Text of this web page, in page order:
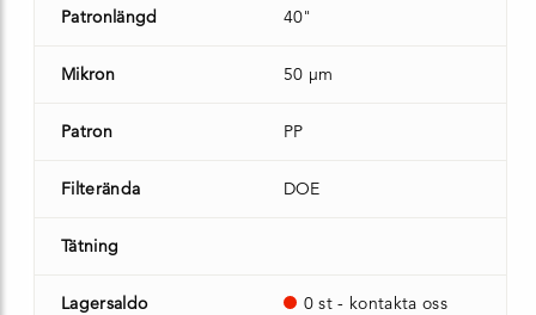
Patronlängd 40"
Mikron 50 µm
Patron PP
Filterända DOE
Tätning
Lagersaldo 0 st - kontakta oss